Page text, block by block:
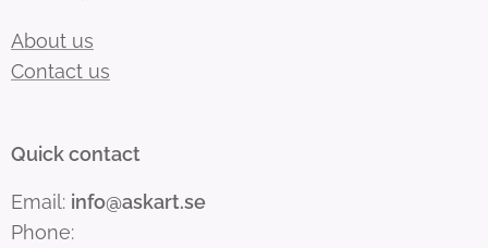
About us
Contact us
Quick contact
Email: info@askart.se
Phone: